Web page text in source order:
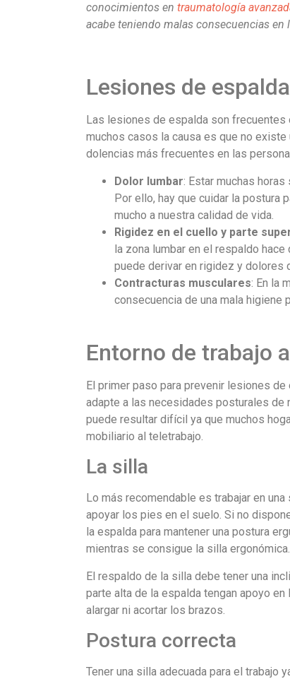
conocimientos en traumatología
acabe teniendo malas consecuencias en
Lesiones de
Las lesiones de espalda son frecuentes
muchos casos la causa es que no
dolencias más frecuentes en las
Dolor lumbar: Estar muchas horas
Por ello, hay que cuidar la postura
mucho a nuestra calidad de vida.
Rigidez en el cuello y parte
la zona lumbar en el respaldo
puede derivar en rigidez y dolores
Contracturas musculares: En la
consecuencia de una mala higiene
Entorno de trabajo
El primer paso para prevenir lesiones
adapte a las necesidades posturales de
puede resultar difícil ya que muchos
mobiliario al teletrabajo.
La silla
Lo más recomendable es trabajar en
apoyar los pies en el suelo. Si no
la espalda para mantener una postura
mientras se consigue la silla ergonómica.
El respaldo de la silla debe tener una
parte alta de la espalda tengan apoyo
alargar ni acortar los brazos.
Postura correcta
Tener una silla adecuada para el trabajo